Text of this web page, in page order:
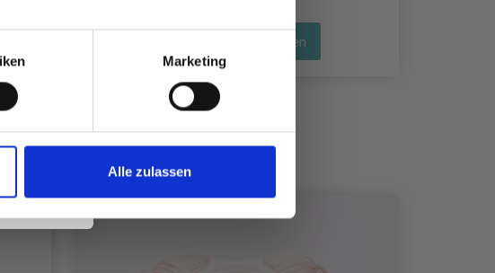
Marketing
Alle zulassen
Alle Optionen ansehen